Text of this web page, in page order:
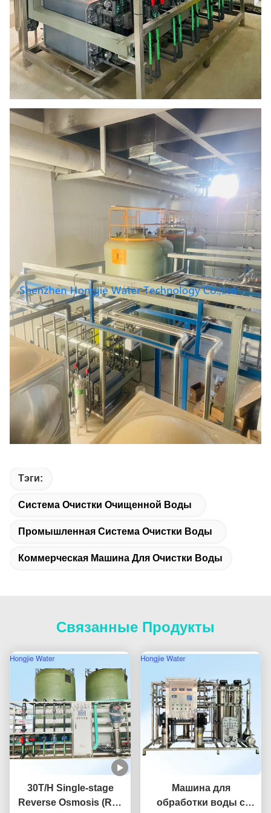
Тэги:
Система Очистки Очищенной Воды
Промышленная Система Очистки Воды
Коммерческая Машина Для Очистки Воды
Связанные Продукты
30T/H Single-stage
Reverse Osmosis (RO)
Машина для
обработки воды с